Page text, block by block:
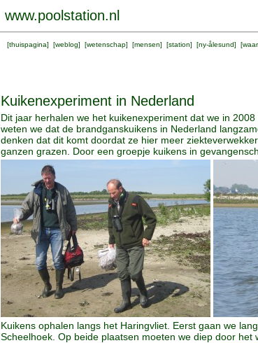
www.poolstation.nl
[thuispagina] [weblog] [wetenschap] [mensen] [station] [ny-ålesund] [
Kuikenexperiment in Nederland
Dit jaar herhalen we het kuikenexperiment dat we in
weten we dat de brandganskuikens in Nederland
denken dat dit komt doordat ze hier meer
ganzen grazen. Door een groepje kuikens in
Kuikens ophalen langs het Haringvliet. Eerst gaan we
Scheelhoek. Op beide plaatsen moeten we diep door